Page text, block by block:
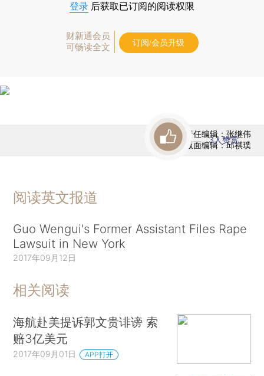
登录 后获取已订阅的阅读权限
财新通会员
可畅读全文
订阅/会员升级
责任编辑：张继伟
版面编辑：邱祺璞
3人赞赏
阅读英文报道
Guo Wengui's Former Assistant Files Rape
Lawsuit in New York
2017年09月12日
相关阅读
海航赴美提诉郭文贵诽谤 索
赔3亿美元
2017年09月01日 APP打开